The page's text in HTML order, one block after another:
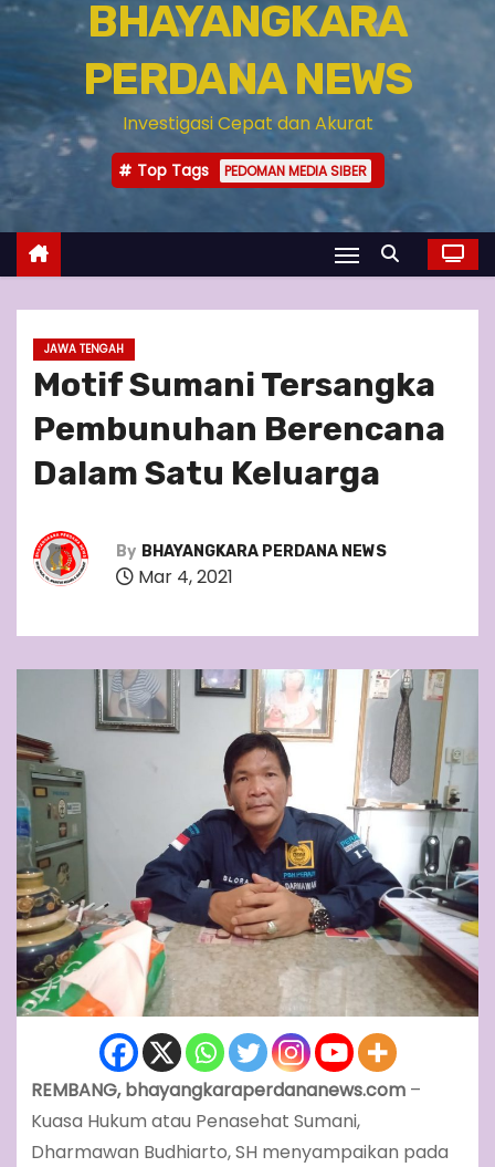
BHAYANGKARA
PERDANA NEWS
Investigasi Cepat dan Akurat
Top Tags PEDOMAN MEDIA SIBER
JAWA TENGAH
Motif Sumani Tersangka
Pembunuhan Berencana
Dalam Satu Keluarga
By BHAYANGKARA PERDANA NEWS
Mar 4, 2021
REMBANG, bhayangkaraperdananews.com–
Kuasa Hukum atau Penasehat Sumani,
Dharmawan Budhiarto, SH menyampaikan pada